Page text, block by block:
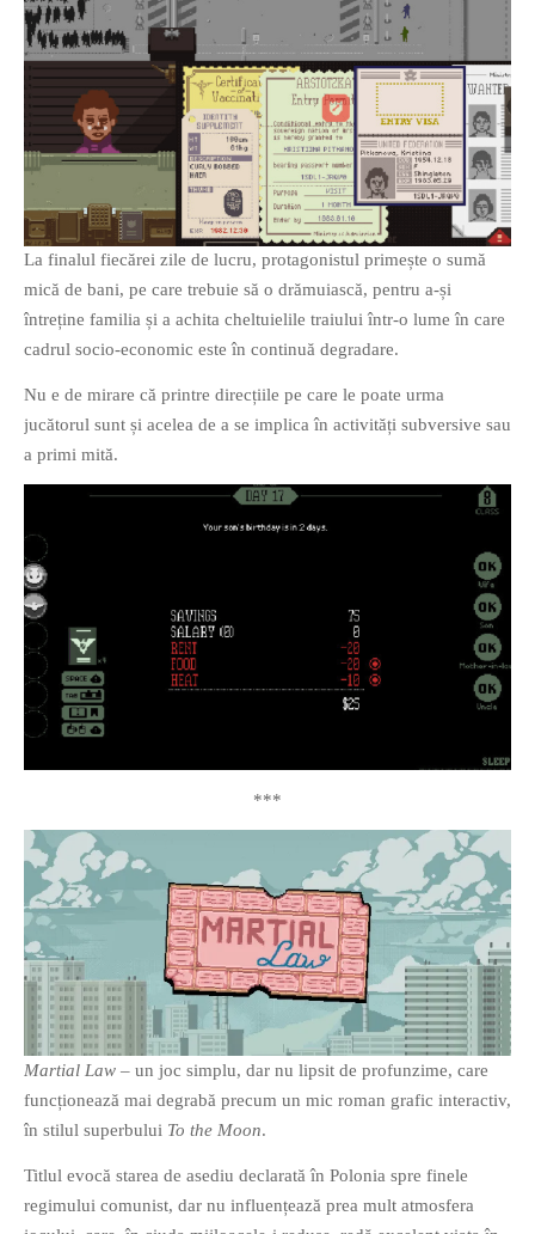
PRIETENI DIN AFARA BRESLEI
GloryBox.ro
Vreau-schimbare.ro
Filme-Carti.ro
La finalul fiecărei zile de lucru, protagonistul primește o sumă
mică de bani, pe care trebuie să o drămuiască, pentru a-și
întreține familia și a achita cheltuielile traiului într-o lume în care
cadrul socio-economic este în continuă degradare.
Nu e de mirare că printre direcțiile pe care le poate urma
jucătorul sunt și acelea de a se implica în activități subversive sau
a primi mită.
***
Martial Law – un joc simplu, dar nu lipsit de profunzime, care
funcționează mai degrabă precum un mic roman grafic interactiv,
în stilul superbului To the Moon.
Titlul evocă starea de asediu declarată în Polonia spre finele
regimului comunist, dar nu influențează prea mult atmosfera